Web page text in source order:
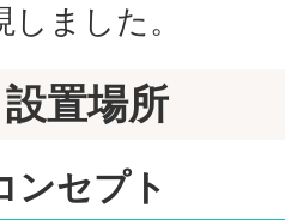
ました。
置場所
ンセプト